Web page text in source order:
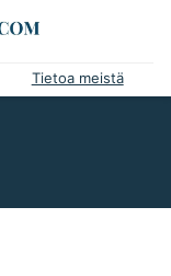
Tietoa meistä